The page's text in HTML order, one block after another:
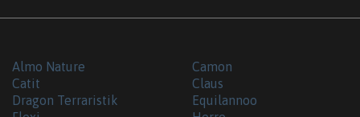
Almo Nature
Camon
Catit
Claus
Dragon Terraristik
Equilannoo